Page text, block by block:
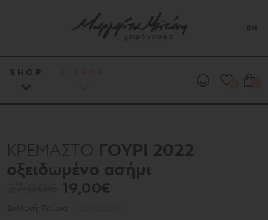
SHOP
EN
ΚΡΕΜΑΣΤΟ ΓΟΥΡΙ 2022
οξειδωμένο ασήμι
19,00€
Συλλογή: Γούρια